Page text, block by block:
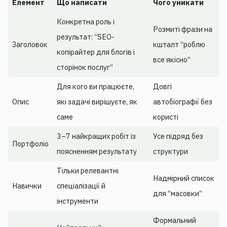
Елемент Що написати Чого уникати
Заголовок
Конкретна роль і
результат: “SEO-
копірайтер для блогів і
сторінок послуг”
Розмиті фрази на
кшталт “роблю
все якісно”
Опис
Для кого ви працюєте,
які задачі вирішуєте, як
саме
Довгі
автобіографії без
користі
Портфоліо
3–7 найкращих робіт із
поясненням результату
Усе підряд без
структури
Навички
Тільки релевантні
спеціалізації й
інструменти
Надмірний список
для “масовки”
Формальний